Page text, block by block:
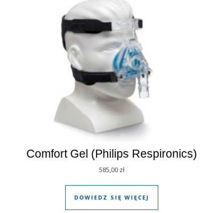
Comfort Gel (Philips Respironics)
585,00 zł
DOWIEDZ SIĘ WIĘCEJ